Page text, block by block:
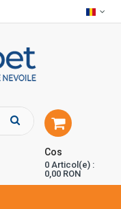
Cos
0 Articol(e) :
0,00 RON